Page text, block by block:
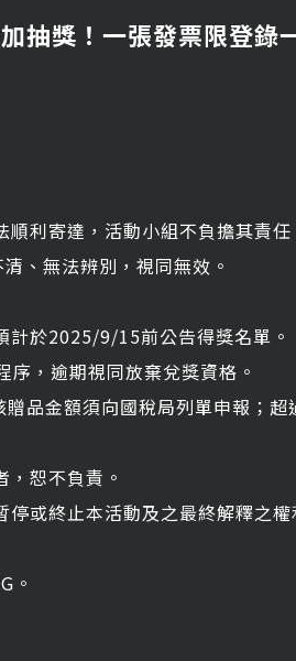
抽獎！一張發票限登錄
利寄達，活動小組不負擔其責任
、無法辨別，視同無效。
於2025/9/15前公告得獎名單。
，逾期視同放棄兌獎資格。
金額須向國稅局列單申報；
恕不負責。
或終止本活動及之最終解釋
。